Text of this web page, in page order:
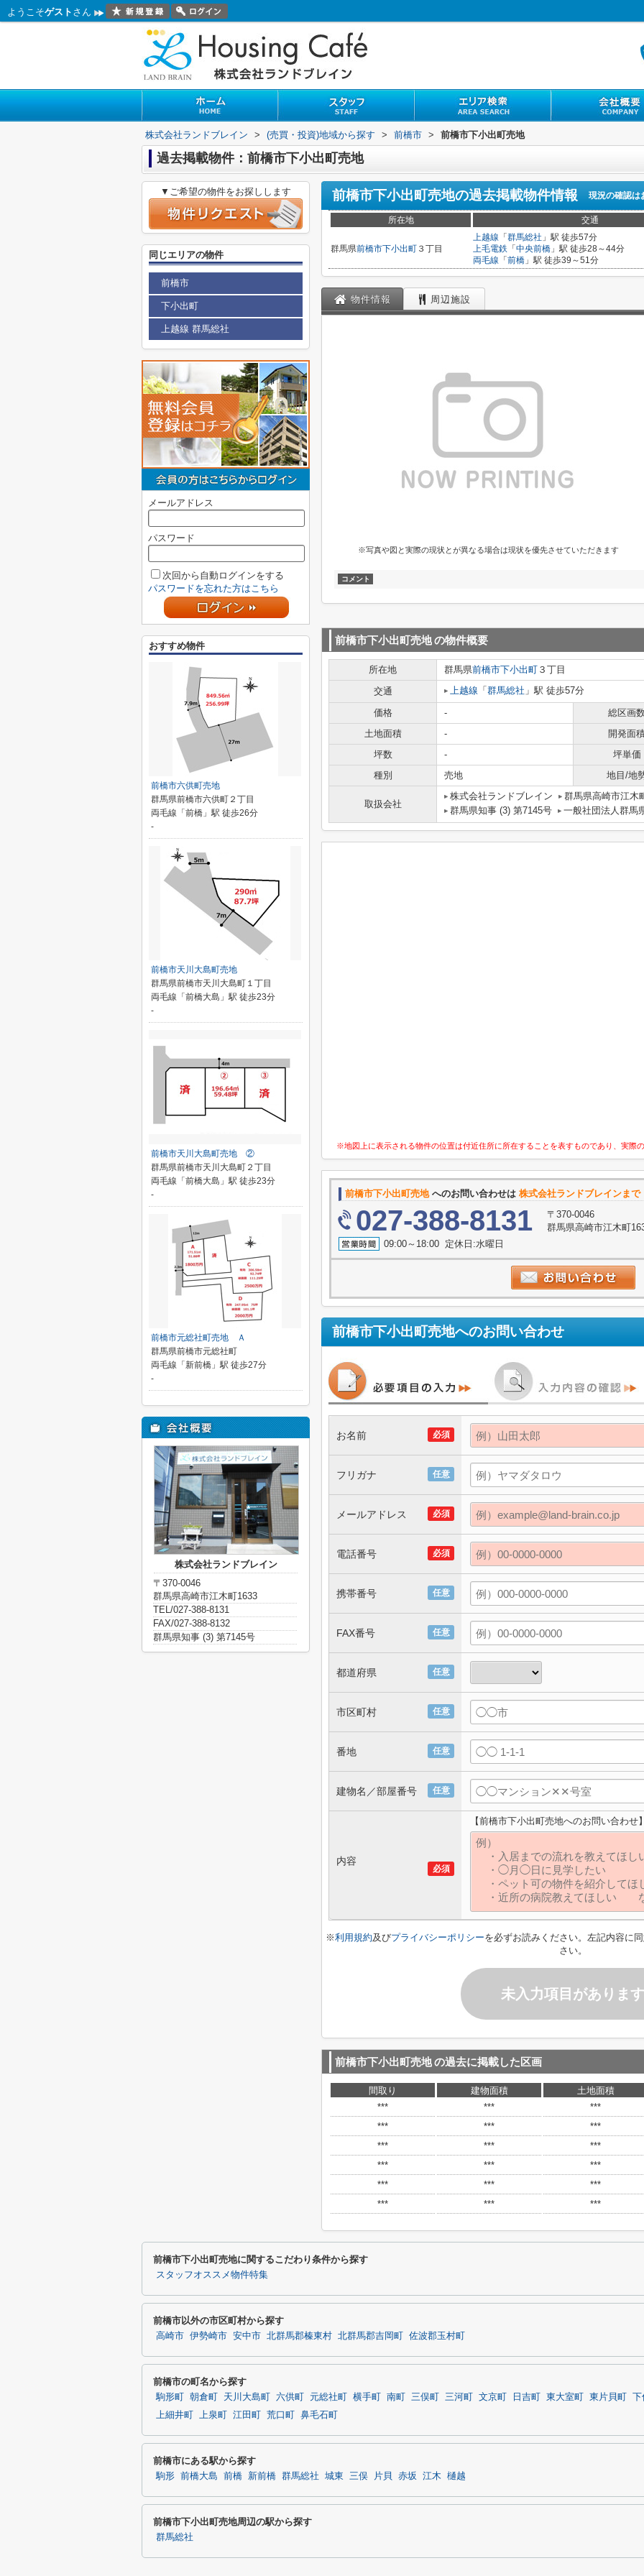
ようこそゲスト さん
株式会社ランドブレイン > (売買・投資)地域から探す > 前橋市 > 前橋市下小出町売地
過去掲載物件：前橋市下小出町売地
前橋市下小出町売地の過去掲載物件情報 現況の確認は
所在地 交通
群馬県前橋市下小出町 ３丁目
上越線 「 群馬総社 」駅 徒歩57分
上毛電鉄 「 中央前橋 」駅 徒歩28～44分
両毛線 「 前橋 」駅 徒歩39～51分
物件情報 周辺施設
※写真や図と実際の現状とが異なる場合は現状を優先させていただきます
コメント
前橋市下小出町売地の物件概要
所在地 群馬県前橋市下小出町 ３丁目
交通
上越線 「 群馬総社 」駅 徒歩57分
価格 -
総区画
土地面積
-
開発面
坪数
-
坪単価
種別
売地 地目/地
取扱会社
株式会社ランドブレイン
群馬県高崎市江木
群馬県知事 (3) 第7145号
一般社団法人群馬
※地図上に表示される物件の位置は付近住所に所在することを表すものであり、実際
前橋市下小出町売地へのお問い合わせは 株式会社ランドブレインまで
027-388-8131
〒370-0046
群馬県高崎市江木町
09:00～18:00 定休日:水曜日
前橋市下小出町売地へのお問い合わせ
必須
お名前
任意
フリガナ
必須
メールアドレス
必須
電話番号
任意
携帯番号
任意
FAX番号
任意
都道府県
任意
市区町村
任意
番地
任意
建物名／部屋番号
必須
内容
【前橋市下小出町売地へのお問い合わせ
※利用規約及びプライバシーポリシーを必ずお読みください。左記内容に
さい。
未入力項目があります
前橋市下小出町売地の過去に掲載した区画
間取り 建物面積
土地面積
***
***
***
***
***
***
***
***
***
***
***
***
***
***
***
***
*** ***
▼ご希望の物件をお探しします
同じエリアの物件
前橋市
下小出町
上越線 群馬総社
メールアドレス
パスワード
次回から自動ログインをする
パスワードを忘れた方はこちら
おすすめ物件
前橋市六供町売地
群馬県前橋市六供町２丁目
両毛線「前橋」駅 徒歩26分
-
前橋市天川大島町売地
群馬県前橋市天川大島町１丁目
両毛線「前橋大島」駅 徒歩23分
-
前橋市天川大島町売地 ②
群馬県前橋市天川大島町２丁目
両毛線「前橋大島」駅 徒歩23分
-
前橋市元総社町売地 Ａ
群馬県前橋市元総社町
両毛線「新前橋」駅 徒歩27分
-
株式会社ランドブレイン
〒370-0046
群馬県高崎市江木町1633
TEL/027-388-8131
FAX/027-388-8132
群馬県知事 (3) 第7145号
前橋市下小出町売地に関するこだわり条件から探す
スタッフオススメ物件特集
前橋市以外の市区町村から探す
高崎市 伊勢崎市 安中市 北群馬郡榛東村 北群馬郡吉岡町 佐波郡玉村町
前橋市の町名から探す
駒形町 朝倉町 天川大島町 六供町 元総社町 横手町 南町 三俣町 三河町 文京町 日吉町 東大室町 東片貝町
下
上細井町
上泉町 江田町 荒口町 鼻毛石町
前橋市にある駅から探す
駒形 前橋大島 前橋 新前橋 群馬総社 城東 三俣 片貝 赤坂 江木 樋越
前橋市下小出町売地周辺の駅から探す
群馬総社